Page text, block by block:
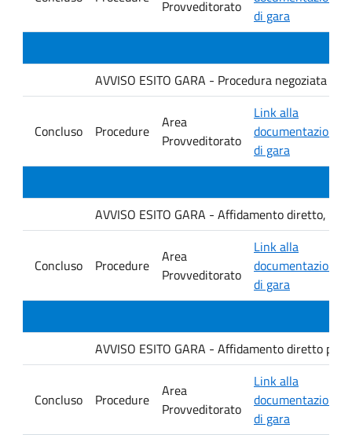
Provveditorato
di gara
AVVISO ESITO GARA - Procedura negoziata
Concluso Procedure
Area
Provveditorato
Link alla
documentazione
di gara
AVVISO ESITO GARA - Affidamento diretto, ai
Concluso Procedure
Area
Provveditorato
Link alla
documentazione
di gara
AVVISO ESITO GARA - Affidamento diretto
Concluso Procedure
Area
Provveditorato
Link alla
documentazione
di gara